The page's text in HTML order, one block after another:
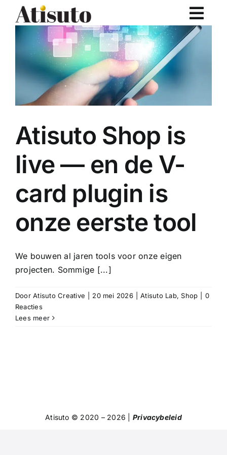
naar
inhoud
Atisuto Shop is
live — en de V-
card plugin is
onze eerste tool
We bouwen al jaren tools voor onze eigen
projecten. Sommige [...]
DoorAtisuto Creative 20 mei 2026 Atisuto Lab,Shop
0
Reacties
Lees meer
Atisuto © 2020 – 2026 | Privacybeleid